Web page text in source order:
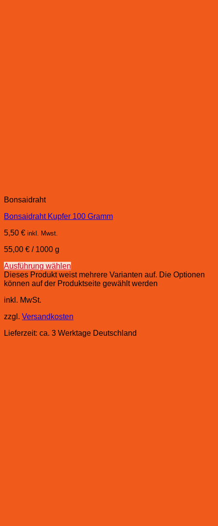
Bonsaidraht
Bonsaidraht Kupfer 100 Gramm
5,50 € inkl. Mwst.
55,00 € / 1000 g
Ausführung wählen
Dieses Produkt weist mehrere Varianten auf. Die Optionen
können auf der Produktseite gewählt werden
inkl. MwSt.
zzgl. Versandkosten
Lieferzeit: ca. 3 Werktage Deutschland